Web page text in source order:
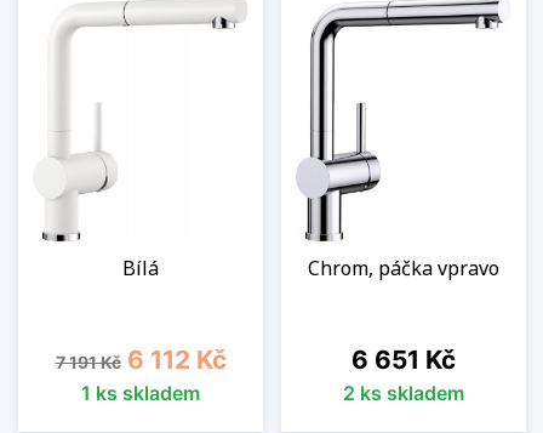
Bílá
Běžná cena
7 191 Kč Cena
6 112 Kč
1 ks skladem
Chrom, páčka vpravo
Cena
6 651 Kč
2 ks skladem